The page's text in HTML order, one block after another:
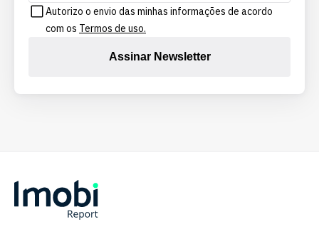
Autorizo o envio das minhas informações de acordo
com os Termos de uso.
Assinar Newsletter